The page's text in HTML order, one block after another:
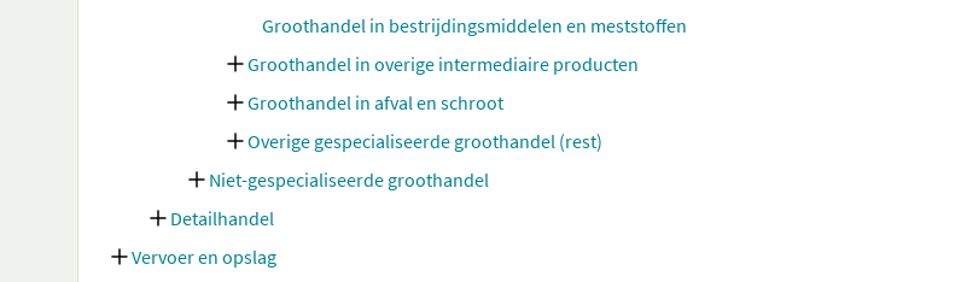
Groothandel in bestrijdingsmiddelen en meststoffen
Groothandel in overige intermediaire producten
Groothandel in afval en schroot
Overige gespecialiseerde groothandel (rest)
Niet-gespecialiseerde groothandel
Detailhandel
Vervoer en opslag